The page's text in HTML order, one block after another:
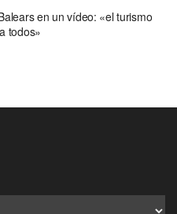
en un vídeo: «el turismo
todos»